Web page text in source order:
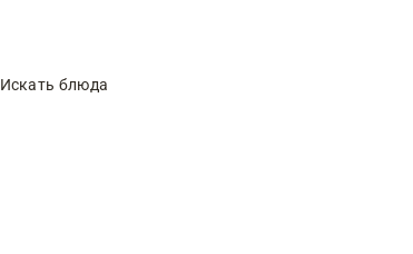
Искать блюда